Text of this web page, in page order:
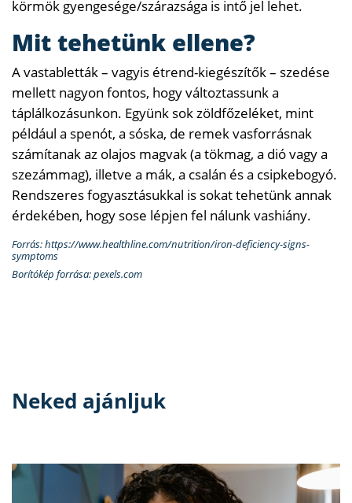
körmök gyengesége/szárazsága is intő jel lehet.
Mit tehetünk ellene?
A vastabletták – vagyis étrend-kiegészítők – szedése
mellett nagyon fontos, hogy változtassunk a
táplálkozásunkon. Együnk sok zöldfőzeléket, mint
például a spenót, a sóska, de remek vasforrásnak
számítanak az olajos magvak (a tökmag, a dió vagy a
szezámmag), illetve a mák, a csalán és a csipkebogyó.
Rendszeres fogyasztásukkal is sokat tehetünk annak
érdekében, hogy sose lépjen fel nálunk vashiány.
Forrás: https://www.healthline.com/nutrition/iron-deficiency-signs-
symptoms
Borítókép forrása: pexels.com
Neked ajánljuk